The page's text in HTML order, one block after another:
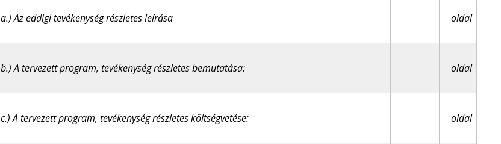
a.) Az eddigi tevékenység részletes leírása oldal
b.) A tervezett program, tevékenység részletes bemutatása: oldal
c.) A tervezett program, tevékenység részletes költségvetése: oldal